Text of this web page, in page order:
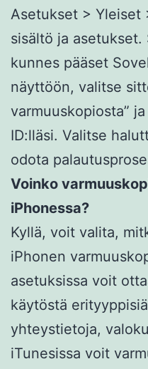
Asetukset > Yleiset
sisältö ja asetukset.
kunnes pääset
näyttöön, valitse
varmuuskopiosta”
ID:lläsi. Valitse
odota
Voinko
iPhonessa?
Kyllä, voit valita,
iPhonen
asetuksissa voit
käytöstä
yhteystietoja,
iTunesissa voit